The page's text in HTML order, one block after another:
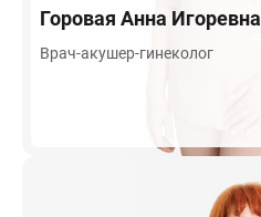
Горовая Анна Игоревна
Врач-акушер-гинеколог